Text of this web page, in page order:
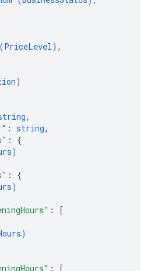
PriceLevel) ,
)
,
: string,
: {
)
: {
)
:
[
)
:
[